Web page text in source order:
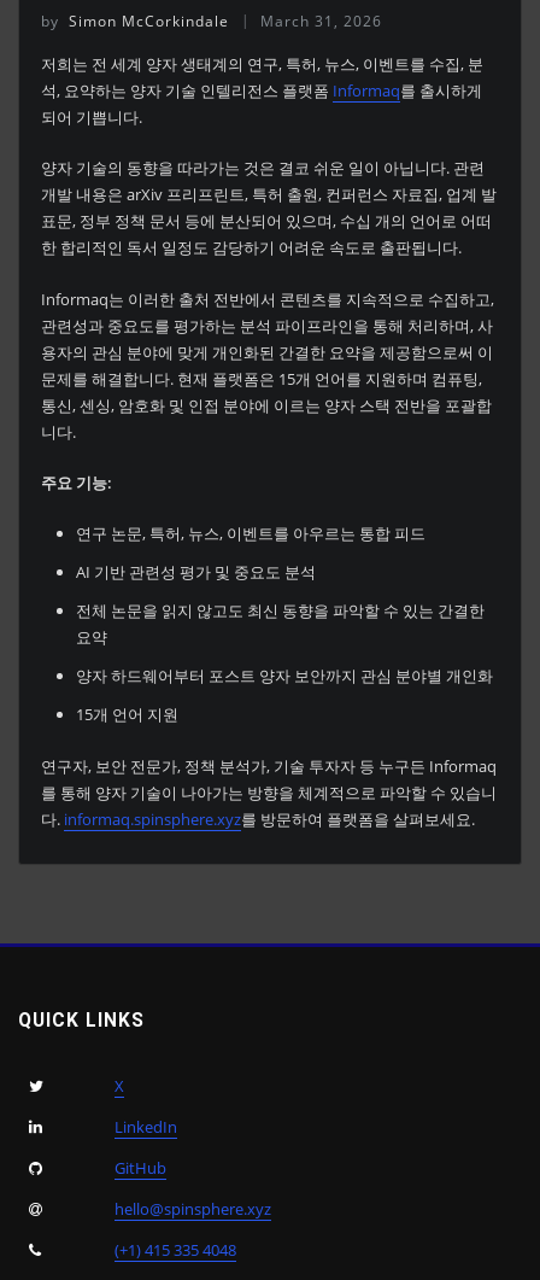
by Simon McCorkindale March 31, 2026
저희는 전 세계 양자 생태계의 연구, 특허, 뉴스, 이벤트를 수집, 분
석, 요약하는 양자 기술 인텔리전스 플랫폼 Informaq를 출시하게
되어 기쁩니다.
양자 기술의 동향을 따라가는 것은 결코 쉬운 일이 아닙니다. 관련
개발 내용은 arXiv 프리프린트, 특허 출원, 컨퍼런스 자료집, 업계 발
표문, 정부 정책 문서 등에 분산되어 있으며, 수십 개의 언어로 어떠
한 합리적인 독서 일정도 감당하기 어려운 속도로 출판됩니다.
Informaq는 이러한 출처 전반에서 콘텐츠를 지속적으로 수집하고,
관련성과 중요도를 평가하는 분석 파이프라인을 통해 처리하며, 사
용자의 관심 분야에 맞게 개인화된 간결한 요약을 제공함으로써 이
문제를 해결합니다. 현재 플랫폼은 15개 언어를 지원하며 컴퓨팅,
통신, 센싱, 암호화 및 인접 분야에 이르는 양자 스택 전반을 포괄합
니다.
주요 기능:
연구 논문, 특허, 뉴스, 이벤트를 아우르는 통합 피드
AI 기반 관련성 평가 및 중요도 분석
전체 논문을 읽지 않고도 최신 동향을 파악할 수 있는 간결한
요약
양자 하드웨어부터 포스트 양자 보안까지 관심 분야별 개인화
15개 언어 지원
연구자, 보안 전문가, 정책 분석가, 기술 투자자 등 누구든 Informaq
를 통해 양자 기술이 나아가는 방향을 체계적으로 파악할 수 있습니
다. informaq.spinsphere.xyz를 방문하여 플랫폼을 살펴보세요.
QUICK LINKS
X
LinkedIn
GitHub
hello@spinsphere.xyz
(+1) 415 335 4048